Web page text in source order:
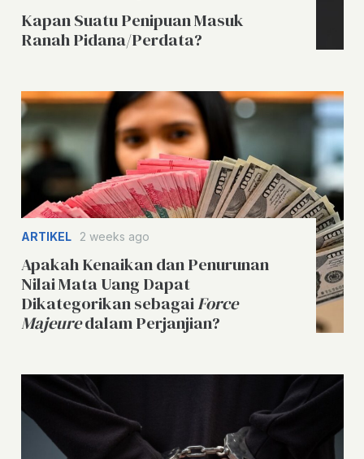
Kapan Suatu Penipuan Masuk
Ranah Pidana/Perdata?
ARTIKEL 2 weeks ago
Apakah Kenaikan dan Penurunan
Nilai Mata Uang Dapat
Dikategorikan sebagaiForce
Majeuredalam Perjanjian?